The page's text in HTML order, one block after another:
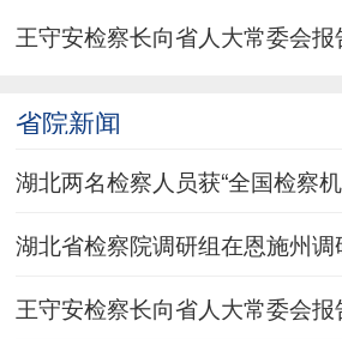
王守安检察长向省人大常委会
次全国检察工作会议精神
第十六次全国检察工作会议在京
省检察院组织全省政法领导干
统分组研学
省检察院召开“两优一先”表彰大
授专题党课
湖北省检察院调研组在襄阳调研
省院新闻
湖北两名检察人员获“全国检察
湖北省检察院调研组在恩施州调
王守安检察长向省人大常委会